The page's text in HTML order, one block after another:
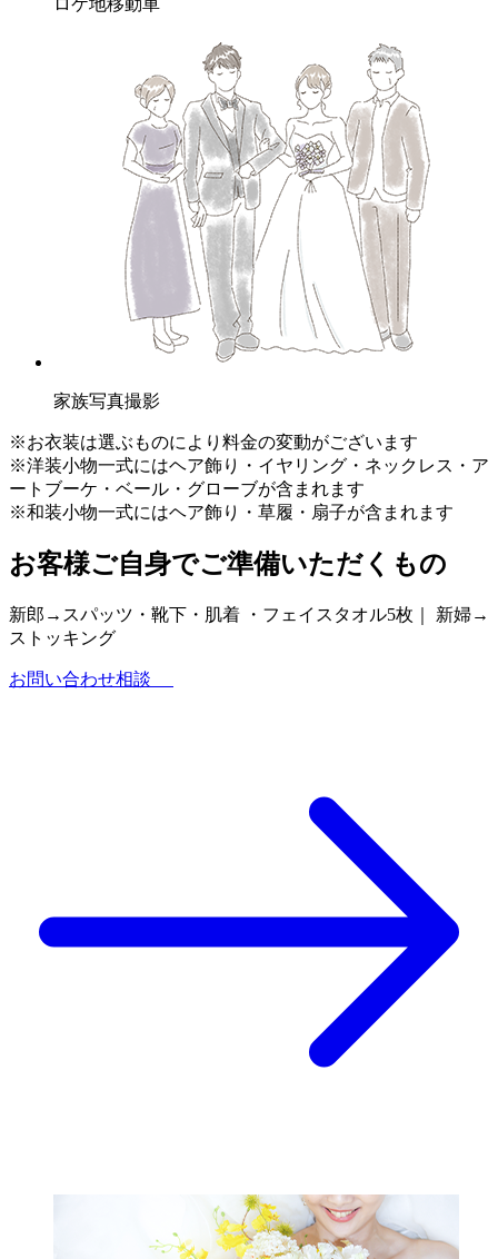
家族写真撮影
※お衣装は選ぶものにより料金の変動がございます
※洋装小物一式にはヘア飾り・イヤリング・ネックレス・ア
ートブーケ・ベール・グローブが含まれます
※和装小物一式にはヘア飾り・草履・扇子が含まれます
お客様ご自身でご準備いただくもの
新郎→スパッツ・靴下・肌着 ・フェイスタオル5枚｜ 新婦→
ストッキング
お問い合わせ相談